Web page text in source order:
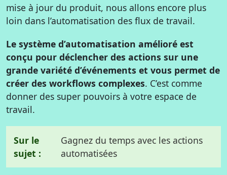
mise à jour du produit, nous allons encore plus
loin dans l’automatisation des flux de travail.
Le système d’automatisation amélioré est
conçu pour déclencher des actions sur une
grande variété d’événements et vous permet de
créer des workflows complexes. C’est comme
donner des super pouvoirs à votre espace de
travail.
Sur le
sujet :
Gagnez du temps avec les actions
automatisées